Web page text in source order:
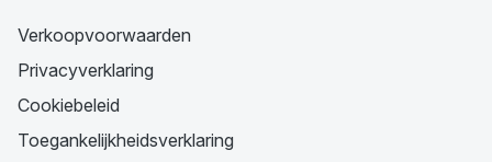
Verkoopvoorwaarden
Privacyverklaring
Cookiebeleid
Toegankelijkheidsverklaring